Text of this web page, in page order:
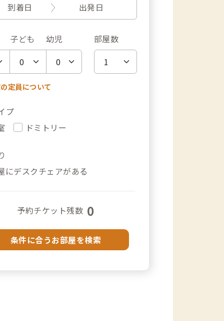
到着日 出発日
子ども 幼児 部屋数
定員について
プ
ドミトリー
にデスクチェアがある
予約チケット残数 0
条件に合うお部屋を検索